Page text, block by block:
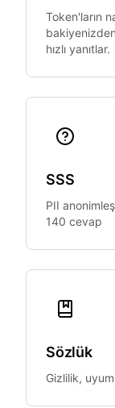
Token'ların
hızlı yanıtlar.
SSS
PII
140 cevap
Sözlük
Gizlilik,